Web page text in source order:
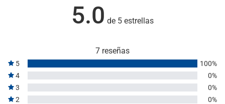
5.0 de 5 estrellas
7 reseñas
5
100%
4
0%
3
0%
2
0%